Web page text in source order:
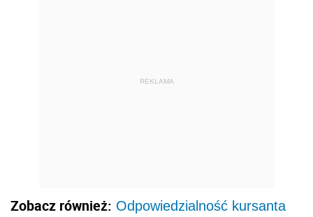
REKLAMA
Zobacz również: Odpowiedzialność kursanta